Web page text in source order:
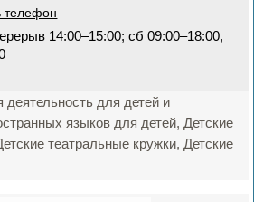
телефон
14:00–15:00; сб 09:00–18:00,
деятельность для детей и
языков для детей, Детские
театральные кружки, Детские